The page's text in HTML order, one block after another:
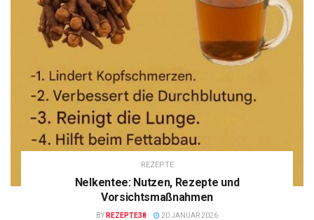
REZEPTE
Nelkentee: Nutzen, Rezepte und
Vorsichtsmaßnahmen
BY REZEPTE38 20 JANUAR 2026